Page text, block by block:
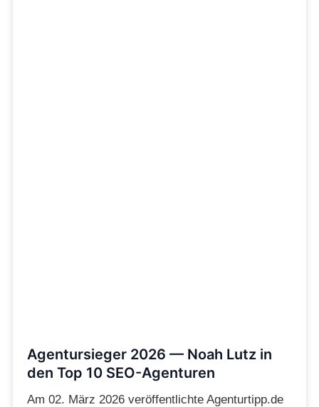
Agentursieger 2026 — Noah Lutz in
den Top 10 SEO-Agenturen
Am 02. März 2026 veröffentlichte Agenturtipp.de